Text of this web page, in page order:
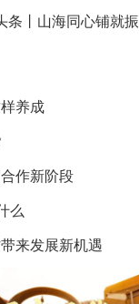
丨 山海同心铺就振
养成
作新阶段
么
来发展新机遇